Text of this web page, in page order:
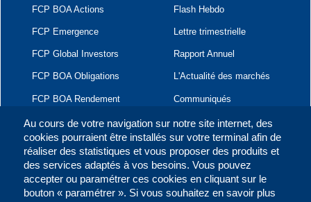
FCP BOA Actions
FCP Emergence
FCP Global Investors
FCP BOA Obligations
FCP BOA Rendement
FCP BOA Sécurité
FCP BOA Investment
FCP BOA BONDS
Flash Hebdo
Lettre trimestrielle
Rapport Annuel
L'Actualité des marchés
Communiqués
Au cours de votre navigation sur notre site internet, des
cookies pourraient être installés sur votre terminal afin de
réaliser des statistiques et vous proposer des produits et
des services adaptés à vos besoins. Vous pouvez
accepter ou paramétrer ces cookies en cliquant sur le
bouton « paramétrer ». Si vous souhaitez en savoir plus